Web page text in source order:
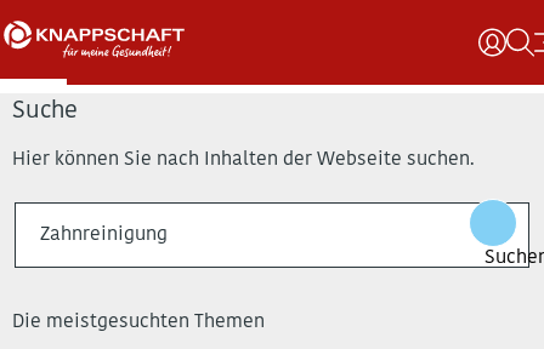
Suche
Hier können Sie nach Inhalten der Webseite suchen.
Die meistgesuchten Themen